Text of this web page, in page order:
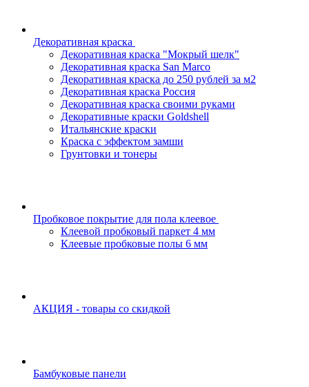
Декоративная краска
Декоративная краска "Мокрый шелк"
Декоративная краска San Marco
Декоративная краска до 250 рублей за м2
Декоративная краска Россия
Декоративная краска своими руками
Декоративные краски Goldshell
Итальянские краски
Краска с эффектом замши
Грунтовки и тонеры
Пробковое покрытие для пола клеевое
Клеевой пробковый паркет 4 мм
Клеевые пробковые полы 6 мм
АКЦИЯ - товары со скидкой
Бамбуковые панели